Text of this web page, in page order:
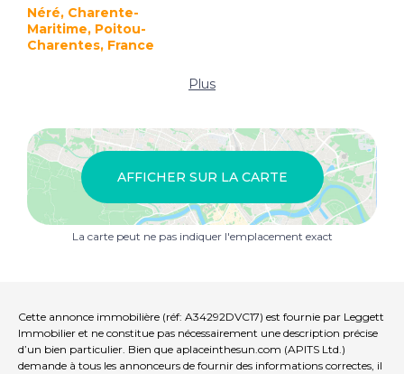
Néré, Charente-
Maritime, Poitou-
Charentes, France
Plus
AFFICHER SUR LA CARTE
La carte peut ne pas indiquer l'emplacement exact
Cette annonce immobilière (réf: A34292DVC17) est fournie par Leggett
Immobilier et ne constitue pas nécessairement une description précise
d’un bien particulier. Bien que aplaceinthesun.com (APITS Ltd.)
demande à tous les annonceurs de fournir des informations correctes, il